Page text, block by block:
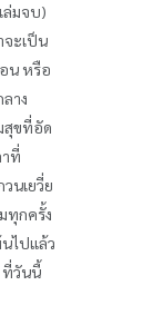
ล่มจบ)
จะเป็น
น หรือ
าง
สุขที่อัด
ที่
นเยวี่ย
ทุกครั้ง
ไปแล้ว
ที่วันนี้